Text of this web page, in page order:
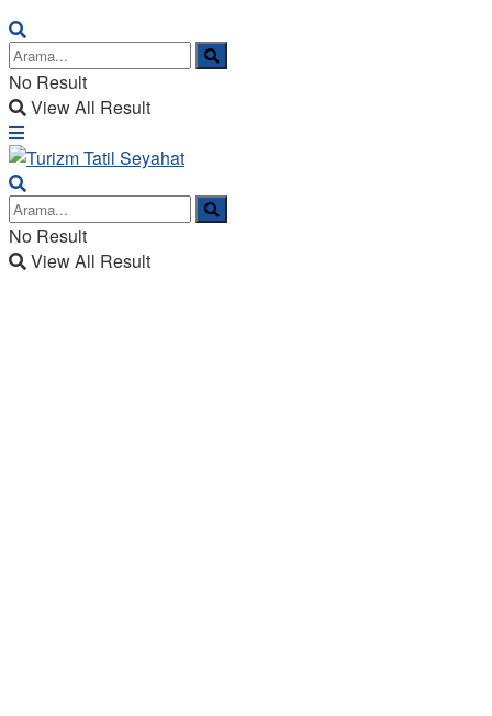
No Result
View All Result
No Result
View All Result